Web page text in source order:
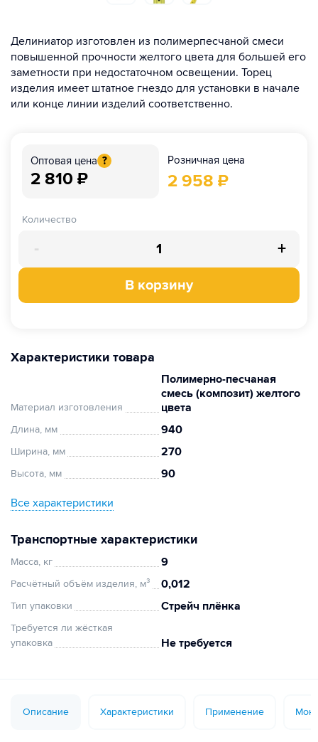
Делиниатор изготовлен из полимерпесчаной смеси
повышенной прочности желтого цвета для большей его
заметности при недостаточном освещении. Торец
изделия имеет штатное гнездо для установки в начале
или конце линии изделий соответственно.
Оптовая цена ?
2 810 ₽
Розничная цена
2 958 ₽
Количество
- +
В корзину
Характеристики товара
Материал изготовления
Полимерно-песчаная
смесь (композит) желтого
цвета
Длина, мм 940
Ширина, мм 270
Высота, мм 90
Все характеристики
Транспортные характеристики
Масса, кг 9
Расчётный объём изделия, м³ 0,012
Тип упаковки Стрейч плёнка
Требуется ли жёсткая
упаковка
Не требуется
Описание Характеристики Применение